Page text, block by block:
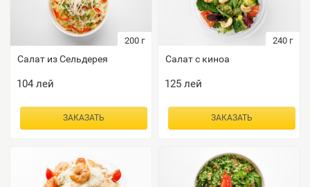
200 г
Салат из Сельдерея
104лей
ЗАКАЗАТЬ
240 г
Салат с киноа
125лей
ЗАКАЗАТЬ